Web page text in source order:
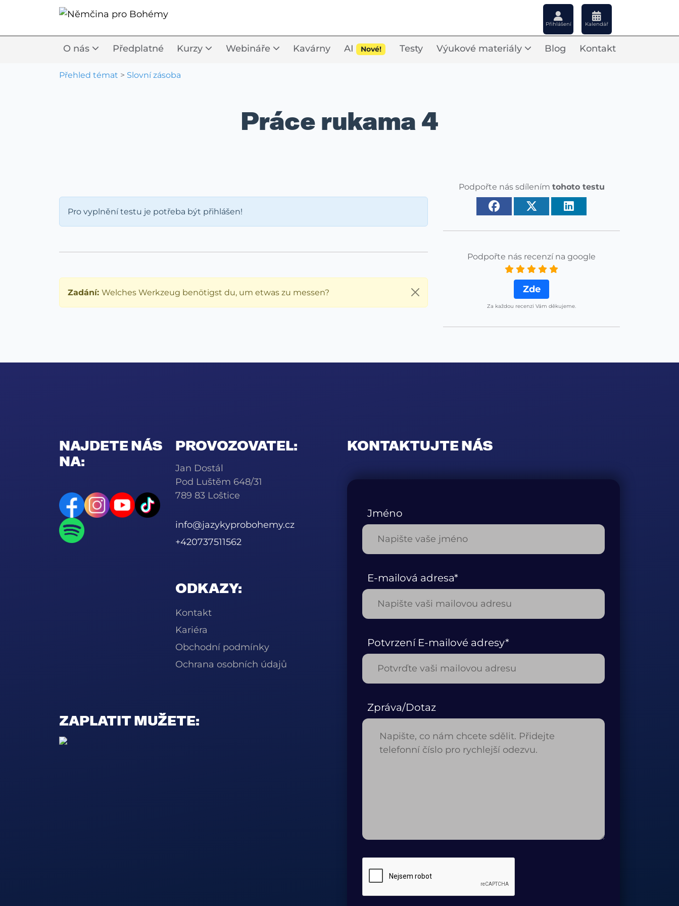
Přihlášení Kalendář
O nás Předplatné Kurzy Webináře Kavárny AI Nové! Testy Výukové materiály Blog Kontakt
Přehled témat > Slovní zásoba
Práce rukama 4
Pro vyplnění testu je potřeba být přihlášen!
Zadání: Welches Werkzeug benötigst du, um etwas zu messen?
Podpořte nás sdílením tohoto testu
Podpořte nás recenzí na google
Zde
Za každou recenzi Vám děkujeme.
NAJDETE NÁS
NA:
PROVOZOVATEL:
Jan Dostál
Pod Luštěm 648/31
789 83 Loštice
info@jazykyprobohemy.cz
+420737511562
ODKAZY:
Kontakt
Kariéra
Obchodní podmínky
Ochrana osobních údajů
ZAPLATIT MUŽETE:
KONTAKTUJTE NÁS
Jméno
E-mailová adresa*
Potvrzení E-mailové adresy*
Zpráva/Dotaz